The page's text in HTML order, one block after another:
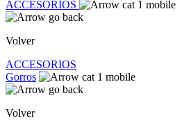
ACCESORIOS
Volver
ACCESORIOS
Gorros
Volver